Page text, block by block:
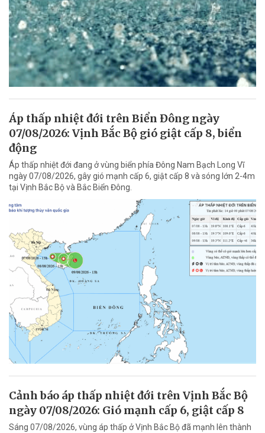
Áp thấp nhiệt đới trên Biển Đông ngày
07/08/2026: Vịnh Bắc Bộ gió giật cấp 8, biển
động
Áp thấp nhiệt đới đang ở vùng biển phía Đông Nam Bạch Long Vĩ
ngày 07/08/2026, gây gió mạnh cấp 6, giật cấp 8 và sóng lớn 2-4m
tại Vịnh Bắc Bộ và Bắc Biển Đông.
Cảnh báo áp thấp nhiệt đới trên Vịnh Bắc Bộ
ngày 07/08/2026: Gió mạnh cấp 6, giật cấp 8
Sáng 07/08/2026, vùng áp thấp ở Vịnh Bắc Bộ đã mạnh lên thành